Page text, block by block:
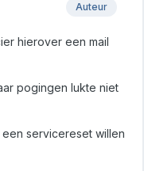
Auteur
hierover een mail
pogingen lukte niet
servicereset willen